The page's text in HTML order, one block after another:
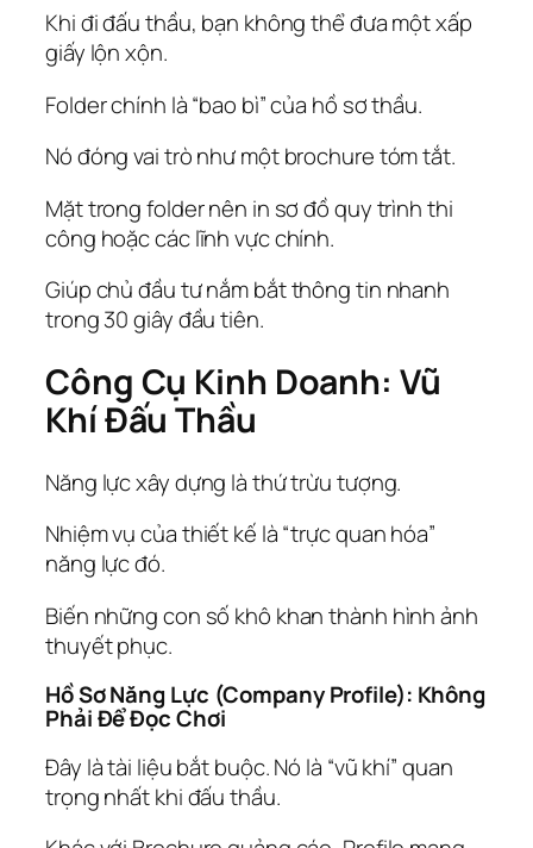
Khi đi đấu thầu, bạn không thể đưa một xấp
giấy lộn xộn.
Folder chính là “bao bì” của hồ sơ thầu.
Nó đóng vai trò như một brochure tóm tắt.
Mặt trong folder nên in sơ đồ quy trình thi
công hoặc các lĩnh vực chính.
Giúp chủ đầu tư nắm bắt thông tin nhanh
trong 30 giây đầu tiên.
Công Cụ Kinh Doanh: Vũ
Khí Đấu Thầu
Năng lực xây dựng là thứ trừu tượng.
Nhiệm vụ của thiết kế là “trực quan hóa”
năng lực đó.
Biến những con số khô khan thành hình ảnh
thuyết phục.
Hồ Sơ Năng Lực (Company Profile): Không
Phải Để Đọc Chơi
Đây là tài liệu bắt buộc. Nó là “vũ khí” quan
trọng nhất khi đấu thầu.